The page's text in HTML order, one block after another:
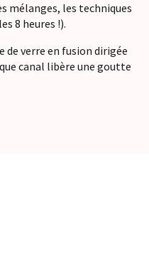
mélanges, les techniques
8 heures !).
de verre en fusion dirigée
canal libère une goutte